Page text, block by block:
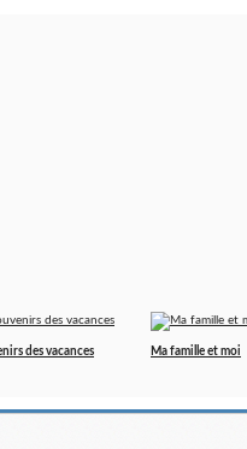
des vacances Ma famille et moi